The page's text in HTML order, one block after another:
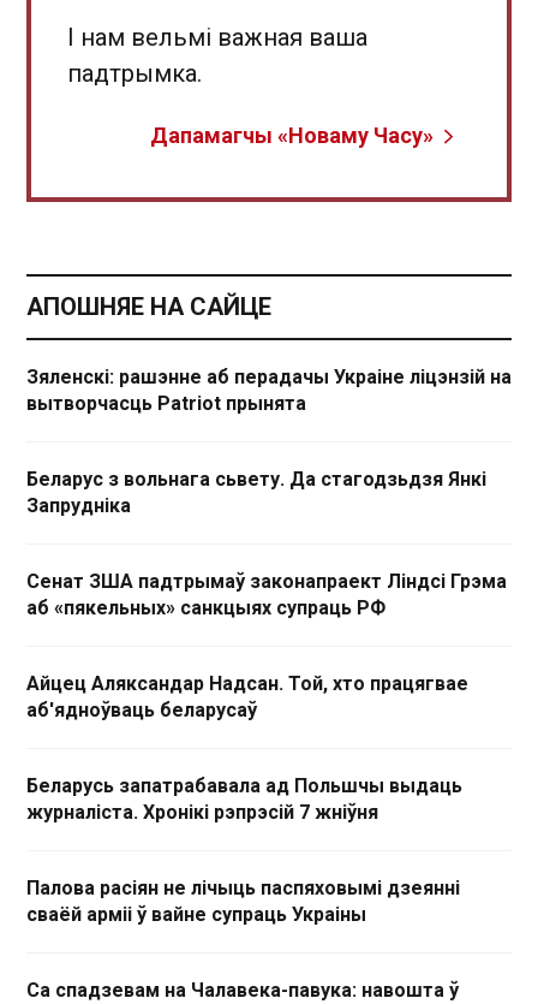
І нам вельмі важная ваша
падтрымка.
Дапамагчы «Новаму Часу»
АПОШНЯЕ НА САЙЦЕ
Зяленскі: рашэнне аб перадачы Украіне ліцэнзій на
вытворчасць Patriot прынята
Беларус з вольнага сьвету. Да стагодзьдзя Янкі
Запрудніка
Сенат ЗША падтрымаў законапраект Ліндсі Грэма
аб «пякельных» санкцыях супраць РФ
Айцец Аляксандар Надсан. Той, хто працягвае
аб'ядноўваць беларусаў
Беларусь запатрабавала ад Польшчы выдаць
журналіста. Хронікі рэпрэсій 7 жніўня
Палова расіян не лічыць паспяховымі дзеянні
сваёй арміі ў вайне супраць Украіны
Са спадзевам на Чалавека-павука: навошта ў